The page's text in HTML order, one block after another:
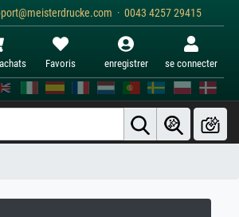
· 0043 4257 29415
Favoris enregistrer se connecter